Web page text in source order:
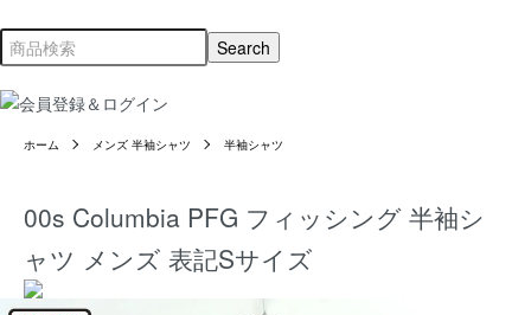
ホーム メンズ 半袖シャツ 半袖シャツ
00s Columbia PFG フィッシング 半袖シ
ャツ メンズ 表記Sサイズ